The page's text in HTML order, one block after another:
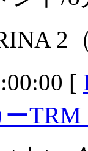
2
[
TRM